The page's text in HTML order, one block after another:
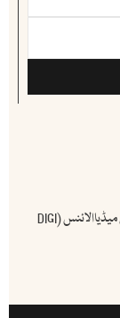
آئی بی سی ( انڈس براڈ کاسٹ اینڈ کیمونیکیشن ) ڈیجٹیل میڈیاالائنس (DIGI